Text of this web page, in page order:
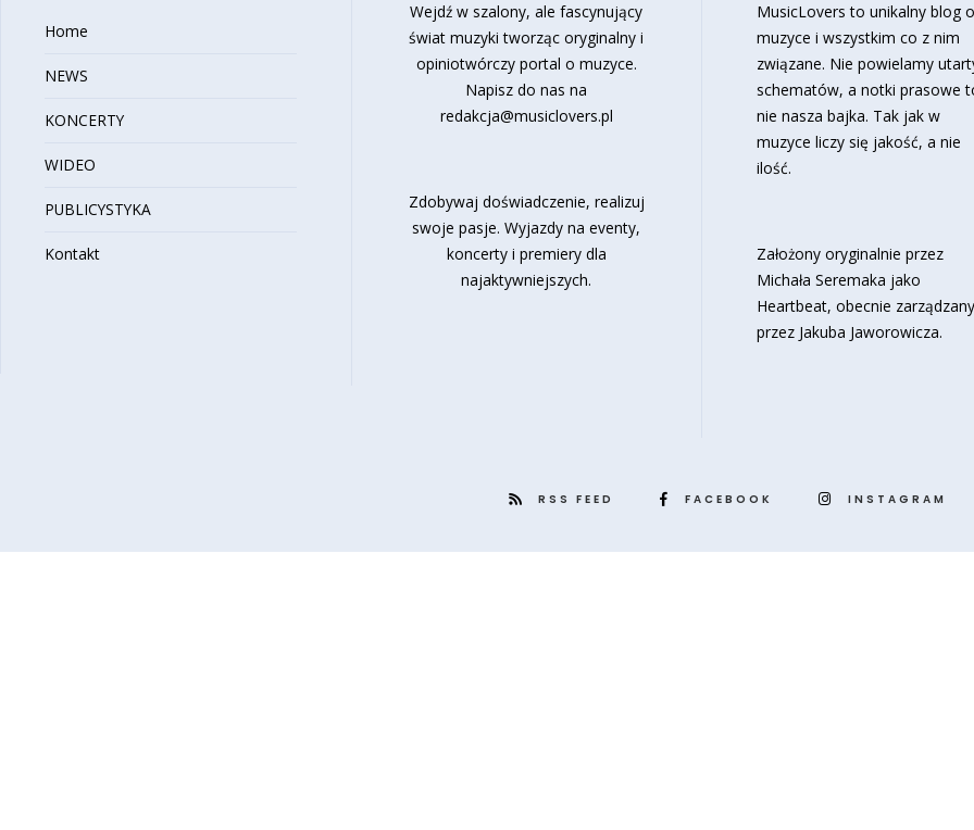
Home
NEWS
KONCERTY
WIDEO
PUBLICYSTYKA
Kontakt
Wejdź w szalony, ale fascynujący
świat muzyki tworząc oryginalny i
opiniotwórczy portal o muzyce.
Napisz do nas na
redakcja@musiclovers.pl
Zdobywaj doświadczenie, realizuj
swoje pasje. Wyjazdy na eventy,
koncerty i premiery dla
najaktywniejszych.
MusicLovers to unikalny blog o
muzyce i wszystkim co z nim
związane. Nie powielamy
schematów, a notki prasowe
nie nasza bajka. Tak jak w
muzyce liczy się jakość, a nie
ilość.
Założony oryginalnie przez
Michała Seremaka jako
Heartbeat, obecnie zarządzany
przez Jakuba Jaworowicza.
RSS FEED FACEBOOK INSTAGRAM